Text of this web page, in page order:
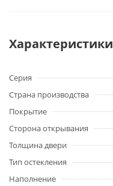
Характеристики
Серия
Страна производства
Покрытие
Сторона открывания
Толщина двери
Тип остекления
Наполнение